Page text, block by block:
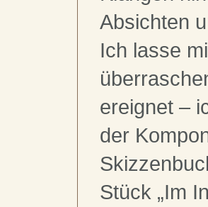
Absichten
Ich lasse
ereignet –
der
Stück „Im